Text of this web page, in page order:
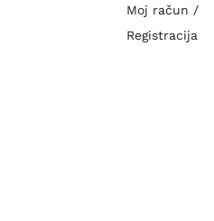
Moj račun /
Registracija